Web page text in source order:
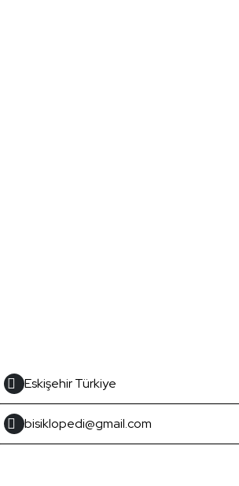
Eskişehir Türkiye
bisiklopedi@gmail.com